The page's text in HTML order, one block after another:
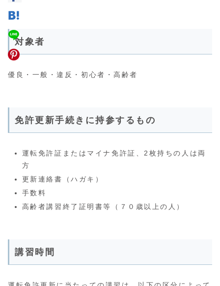
対象者
優良・一般・違反・初心者・高齢者
免許更新手続きに持参するもの
運転免許証またはマイナ免許証、2枚持ちの人は両
方
更新連絡書（ハガキ）
手数料
高齢者講習終了証明書等（７０歳以上の人）
講習時間